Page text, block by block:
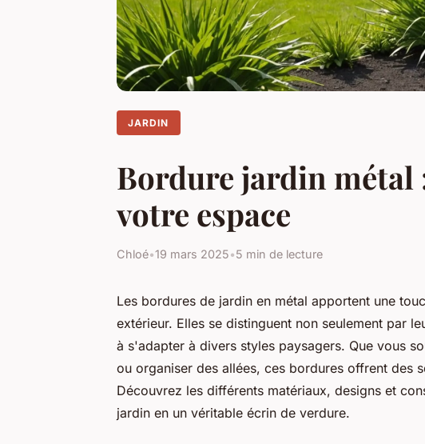
JARDIN
Bordure jardin métal
votre espace
Chloé•19 mars 2025•5 min de lecture
Les bordures de jardin en métal apportent une
extérieur. Elles se distinguent non seulement par
à s'adapter à divers styles paysagers. Que vous
ou organiser des allées, ces bordures offrent des
Découvrez les différents matériaux, designs et
jardin en un véritable écrin de verdure.